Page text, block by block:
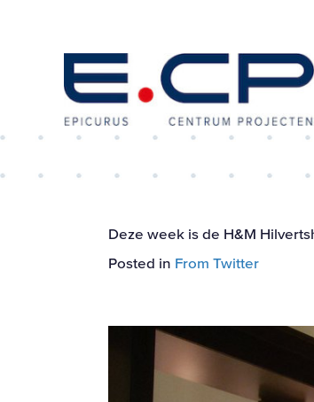
Deze week is de H&M
Posted in From Twitter